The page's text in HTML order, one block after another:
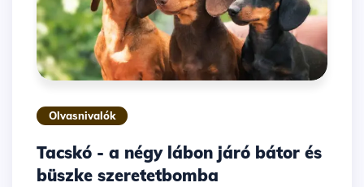
Olvasnivalók
Tacskó - a négy lábon járó bátor és
büszke szeretetbomba